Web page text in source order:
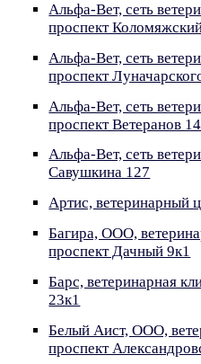
Альфа-Вет, сеть
проспект
Альфа-Вет, сеть
проспект
Альфа-Вет, сеть
проспект Ветеранов
Альфа-Вет, сеть
Савушкина 127
Артис, ветеринарный
Багира, ООО,
проспект Дачный 9к1
Барс, ветеринарная
23к1
Белый Аист, ООО,
проспект